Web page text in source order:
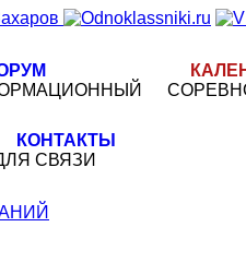
КОНТАКТЫ
СВЯЗИ